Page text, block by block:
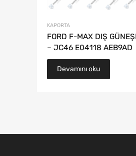
KAPORTA
FORD F-MAX DIŞ
– JC46 E04118 AEB9AD
Devamını oku